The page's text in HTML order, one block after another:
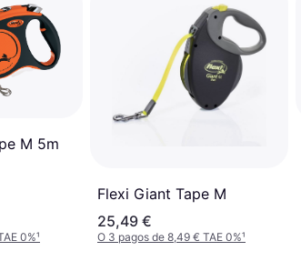
M 5m
0%¹
Flexi Giant Tape M
25,49 €
O 3 pagos de 8,49 € TAE 0%¹